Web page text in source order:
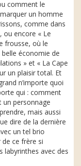
comment le
un homme
comme dans
ou encore « Le
frousse, où le
belle économie de
» et « La Cape
un plaisir total. Et
n’importe quoi
qui : comment
un personnage
mais aussi
dire de la dernière
un tel brio
ce frère si
labyrinthes avec des